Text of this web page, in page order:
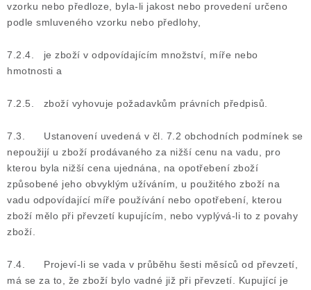
vzorku nebo předloze, byla-li jakost nebo provedení určeno
podle smluveného vzorku nebo předlohy,
7.2.4. je zboží v odpovídajícím množství, míře nebo
hmotnosti a
7.2.5. zboží vyhovuje požadavkům právních předpisů.
7.3. Ustanovení uvedená v čl. 7.2 obchodních podmínek se
nepoužijí u zboží prodávaného za nižší cenu na vadu, pro
kterou byla nižší cena ujednána, na opotřebení zboží
způsobené jeho obvyklým užíváním, u použitého zboží na
vadu odpovídající míře používání nebo opotřebení, kterou
zboží mělo při převzetí kupujícím, nebo vyplývá-li to z povahy
zboží.
7.4. Projeví-li se vada v průběhu šesti měsíců od převzetí,
má se za to, že zboží bylo vadné již při převzetí. Kupující je